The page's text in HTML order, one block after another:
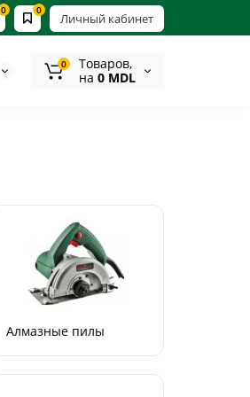
Личный кабинет
0
0
0
Tоваров,
на 0 MDL
Алмазные пилы